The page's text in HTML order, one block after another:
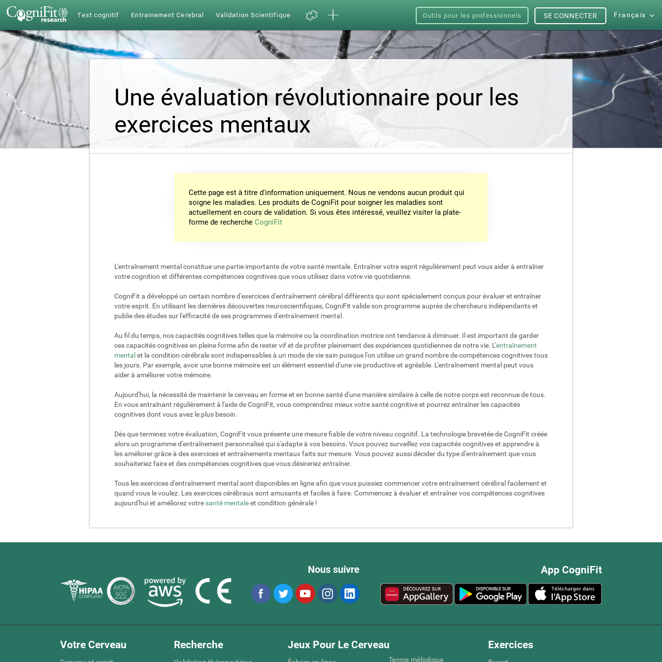
Test cognitif Entrainement Cerebral Validation Scientifique Outils pour les professionnels Français
SE CONNECTER
Une évaluation révolutionnaire pour les
exercices mentaux
Cette page est à titre d'information uniquement. Nous ne vendons aucun produit qui
soigne les maladies. Les produits de CogniFit pour soigner les maladies sont
actuellement en cours de validation. Si vous êtes intéressé, veuillez visiter la plate-
forme de recherche CogniFit
L'entraînement mental constitue une partie importante de votre santé mentale. Entraîner votre esprit régulièrement peut vous aider à entraîner
votre cognition et différentes compétences cognitives que vous utilisez dans votre vie quotidienne.
CogniFit a développé un certain nombre d'exercices d'entraînement cérébral différents qui sont spécialement conçus pour évaluer et entraîner
votre esprit. En utilisant les dernières découvertes neuroscientifiques, CogniFit valide son programme auprès de chercheurs indépendants et
publie des études sur l'efficacité de ses programmes d'entraînement mental.
Au fil du temps, nos capacités cognitives telles que la mémoire ou la coordination motrice ont tendance à diminuer. Il est important de garder
ces capacités cognitives en pleine forme afin de rester vif et de profiter pleinement des expériences quotidiennes de notre vie. L'entraînement
mental et la condition cérébrale sont indispensables à un mode de vie sain puisque l'on utilise un grand nombre de compétences cognitives tous
les jours. Par exemple, avoir une bonne mémoire est un élément essentiel d'une vie productive et agréable. L'entraînement mental peut vous
aider à améliorer votre mémoire.
Aujourd'hui, la nécessité de maintenir le cerveau en forme et en bonne santé d'une manière similaire à celle de notre corps est reconnue de tous.
En vous entraînant régulièrement à l'aide de CogniFit, vous comprendrez mieux votre santé cognitive et pourrez entraîner les capacités
cognitives dont vous avez le plus besoin.
Dès que terminez votre évaluation, CogniFit vous présente une mesure fiable de votre niveau cognitif. La technologie brevetée de CogniFit créée
alors un programme d'entraînement personnalisé qui s'adapte à vos besoins. Vous pouvez surveillez vos capacités cognitives et apprendre à
les améliorer grâce à des exercices et entraînements mentaux faits sur mesure. Vous pouvez aussi décider du type d'entraînement que vous
souhaiteriez faire et des compétences cognitives que vous désireriez entraîner.
Tous les exercices d'entraînement mental sont disponibles en ligne afin que vous puissiez commencer votre entraînement cérébral facilement et
quand vous le voulez. Les exercices cérébraux sont amusants et faciles à faire. Commencez à évaluer et entraîner vos compétences cognitives
aujourd'hui et améliorez votre santé mentaleet condition générale !
App CogniFit
Nous suivre
Votre Cerveau Recherche Jeux Pour Le Cerveau
Tennis mélodique
Exercices